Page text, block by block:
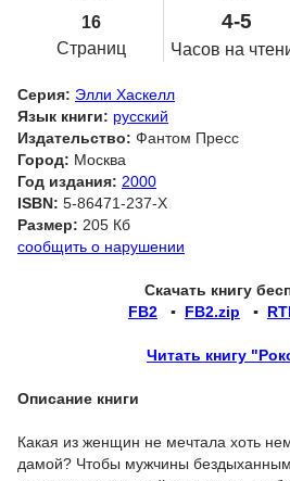
16
Страниц
4-5
Часов на
Серия: Элли Хаскелл
Язык книги: русский
Издательство: Фантом Пресс
Город: Москва
Год издания: 2000
ISBN: 5-86471-237-X
Размер: 205 Кб
сообщить о нарушении
Скачать книгу
FB2 ▪ FB2.zip ▪
Читать книгу
Описание книги
Какая из женщин не мечтала хоть
дамой? Чтобы мужчины